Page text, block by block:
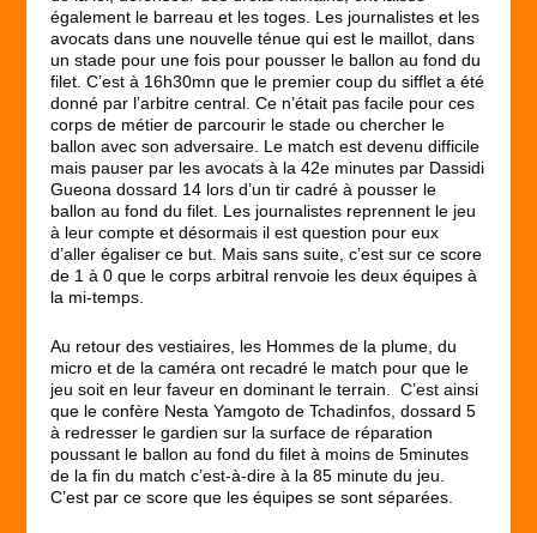
également le barreau et les toges. Les journalistes et les
avocats dans une nouvelle ténue qui est le maillot, dans
un stade pour une fois pour pousser le ballon au fond du
filet. C’est à 16h30mn que le premier coup du sifflet a été
donné par l’arbitre central. Ce n’était pas facile pour ces
corps de métier de parcourir le stade ou chercher le
ballon avec son adversaire. Le match est devenu difficile
mais pauser par les avocats à la 42e minutes par Dassidi
Gueona dossard 14 lors d’un tir cadré à pousser le
ballon au fond du filet. Les journalistes reprennent le jeu
à leur compte et désormais il est question pour eux
d’aller égaliser ce but. Mais sans suite, c’est sur ce score
de 1 à 0 que le corps arbitral renvoie les deux équipes à
la mi-temps.
Au retour des vestiaires, les Hommes de la plume, du
micro et de la caméra ont recadré le match pour que le
jeu soit en leur faveur en dominant le terrain. C’est ainsi
que le confère Nesta Yamgoto de Tchadinfos, dossard 5
à redresser le gardien sur la surface de réparation
poussant le ballon au fond du filet à moins de 5minutes
de la fin du match c’est-à-dire à la 85 minute du jeu.
C’est par ce score que les équipes se sont séparées.